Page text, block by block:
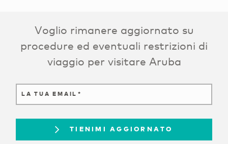
Voglio rimanere aggiornato su
procedure ed eventuali restrizioni di
viaggio per visitare Aruba
LA TUA EMAIL
TIENIMI AGGIORNATO